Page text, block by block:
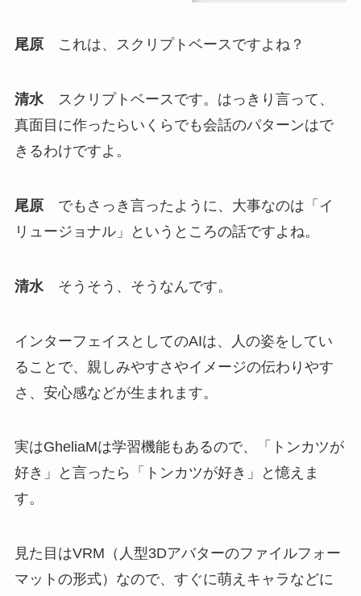
尾原これは、スクリプトベースですよね？
清水スクリプトベースです。はっきり言って、
真面目に作ったらいくらでも会話のパターンはで
きるわけですよ。
尾原でもさっき言ったように、大事なのは「イ
リュージョナル」というところの話ですよね。
清水そうそう、そうなんです。
インターフェイスとしてのAIは、人の姿をしてい
ることで、親しみやすさやイメージの伝わりやす
さ、安心感などが生まれます。
実はGheliaMは学習機能もあるので、「トンカツが
好き」と言ったら「トンカツが好き」と憶えま
す。
見た目はVRM（人型3Dアバターのファイルフォー
マットの形式）なので、すぐに萌えキャラなどに